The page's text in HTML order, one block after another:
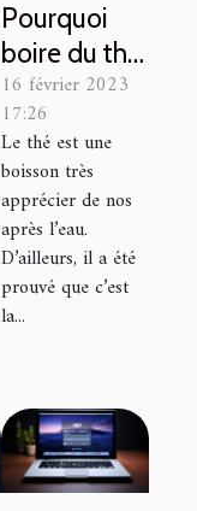
Pourquoi
boire du thé
bio d’Asie ?
16 février 2023
17:26
Le thé est une
boisson très
apprécier de nos
après l’eau.
D’ailleurs, il a été
prouvé que c’est
la...